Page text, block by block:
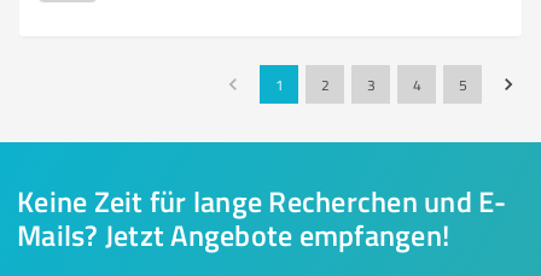
1 2 3 4 5
Keine Zeit für lange Recherchen und E-
Mails? Jetzt Angebote empfangen!